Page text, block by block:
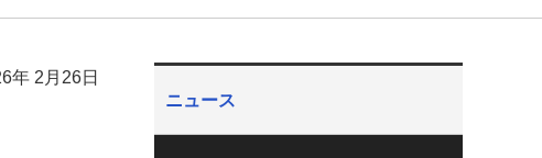
年 2月26日
ニュース